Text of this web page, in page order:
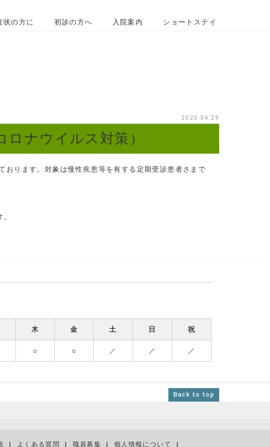
状の方に 初診の方へ 入院案内 ショートステイ
2020.04.29
ナウイルス対策）
おります。対象は慢性疾患等を有する定期受診患者さまで
木 金 土 日 祝
○ ○ ／ ／ ／
Back to top
よくある質問 職員募集 個人情報について